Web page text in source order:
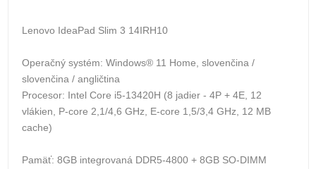
Lenovo IdeaPad Slim 3 14IRH10
Operačný systém: Windows® 11 Home, slovenčina /
slovenčina / angličtina
Procesor: Intel Core i5-13420H (8 jadier - 4P + 4E, 12
vlákien, P-core 2,1/4,6 GHz, E-core 1,5/3,4 GHz, 12 MB
cache)
Pamäť: 8GB integrovaná DDR5-4800 + 8GB SO-DIMM